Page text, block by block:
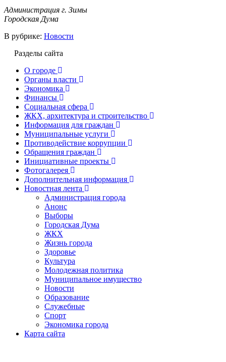
Администрация г. Зимы
Городская Дума
В рубрике: Новости
Разделы сайта
О городе
Органы власти
Экономика
Финансы
Социальная сфера
ЖКХ, архитектура и строительство
Информация для граждан
Муниципальные услуги
Противодействие коррупции
Обращения граждан
Инициативные проекты
Фотогалерея
Дополнительная информация
Новостная лента
Администрация города
Анонс
Выборы
Городская Дума
ЖКХ
Жизнь города
Здоровье
Культура
Молодежная политика
Муниципальное имущество
Новости
Образование
Служебные
Спорт
Экономика города
Карта сайта